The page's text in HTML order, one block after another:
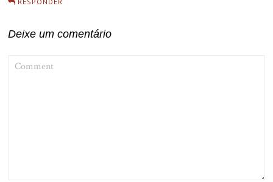
Deixe um comentário